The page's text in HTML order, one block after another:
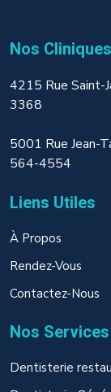
Nos Cliniques
4215 Rue Saint-
3368
5001 Rue Jean-
564-4554
Liens Utiles
À Propos
Rendez-Vous
Contactez-Nous
Nos Services
Dentisterie